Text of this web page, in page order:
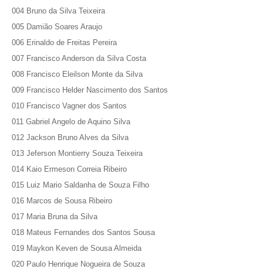
004 Bruno da Silva Teixeira
005 Damião Soares Araujo
006 Erinaldo de Freitas Pereira
007 Francisco Anderson da Silva Costa
008 Francisco Eleilson Monte da Silva
009 Francisco Helder Nascimento dos Santos
010 Francisco Vagner dos Santos
011 Gabriel Angelo de Aquino Silva
012 Jackson Bruno Alves da Silva
013 Jeferson Montierry Souza Teixeira
014 Kaio Ermeson Correia Ribeiro
015 Luiz Mario Saldanha de Souza Filho
016 Marcos de Sousa Ribeiro
017 Maria Bruna da Silva
018 Mateus Fernandes dos Santos Sousa
019 Maykon Keven de Sousa Almeida
020 Paulo Henrique Nogueira de Souza